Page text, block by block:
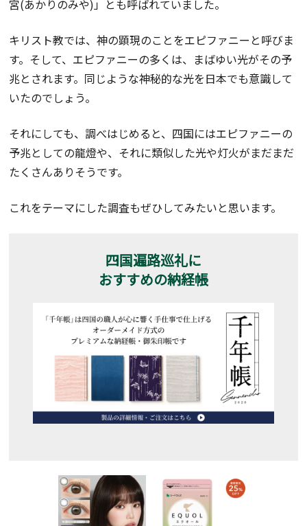
宮(あかりのみや)」とも呼ばれていました。
キリスト教では、神の顕現のことをエピファニーと呼びま
す。そして、エピファニーの多くは、まばゆい光がその予
兆とされます。同じような神秘的な光を日本でも意識して
いたのでしょう。
それにしても、調べはじめると、四国にはエピファニーの
予兆としての龍燈や、それに類似した光や灯火がまだまだ
たくさんありそうです。
これをテーマにした調査もぜひしてみたいと思います。
四国遍路巡礼に
おすすめの納経帳